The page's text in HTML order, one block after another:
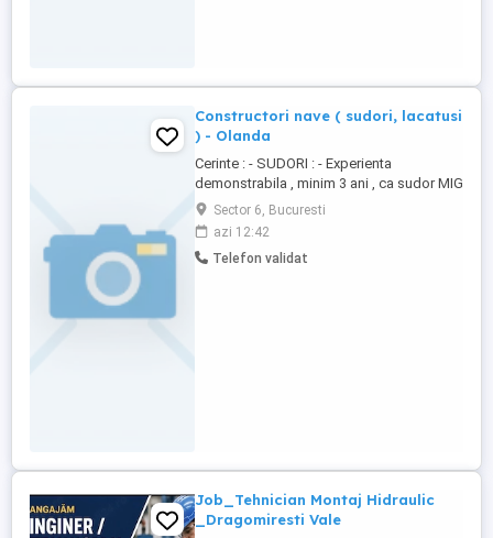
Constructori nave ( sudori, lacatusi
) - Olanda
Cerinte : - SUDORI : - Experienta
demonstrabila , minim 3 ani , ca sudor MIG
- MAG in constructii navale - Certificate de
sudura , 135-136-138 , valabile -
Cunostinte limba engleza , nivel mediu -
Permis auto B . Masina personala este un
Sector 6, Bucuresti
azi 12:42
Telefon validat
Job_Tehnician Montaj Hidraulic
_Dragomiresti Vale